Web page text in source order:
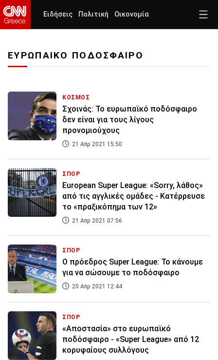
Ειδήσεις Πολιτική Οικονομία
ΕΥΡΩΠΑΙΚΟ ΠΟΔΟΣΦΑΙΡΟ
ΚΟΣΜΟΣ
Σχοινάς: Το ευρωπαϊκό ποδόσφαιρο
δεν είναι για τους λίγους
προνομιούχους
21 Απρ 2021 15:50
ΣΠΟΡ
European Super League: «Sorry, λάθος»
από τις αγγλικές ομάδες - Κατέρρευσε
το «πραξικόπημα των 12»
21 Απρ 2021 07:56
ΣΠΟΡ
O πρόεδρος Super League: Το κάνουμε
για να σώσουμε το ποδόσφαιρο
20 Απρ 2021 12:44
ΣΠΟΡ
«Αποστασία» στο ευρωπαϊκό
ποδόσφαιρο - «Super League» από 12
κορυφαίους συλλόγους